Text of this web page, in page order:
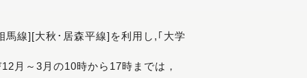
線][大秋･居森平線]を利用し,｢大学
月～3月の10時から17時までは，